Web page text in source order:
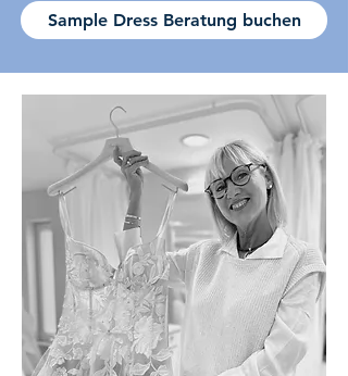
Sample Dress Beratung buchen